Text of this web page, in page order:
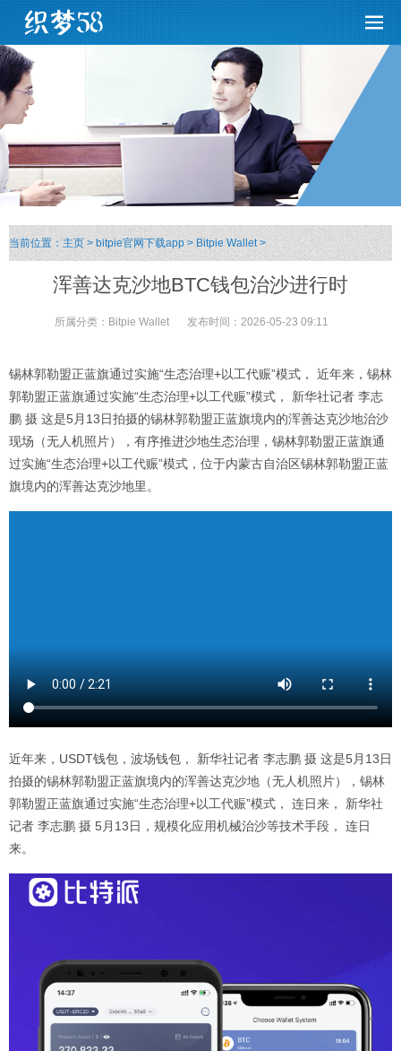
当前位置：主页 > bitpie官网下载app > Bitpie Wallet>
浑善达克沙地BTC钱包治沙进行时
所属分类： Bitpie Wallet 发布时间： 2026-05-23 09:11
锡林郭勒盟正蓝旗通过实施“生态治理+以工代赈”模式， 近年来，锡林
郭勒盟正蓝旗通过实施“生态治理+以工代赈”模式， 新华社记者 李志
鹏 摄 这是5月13日拍摄的锡林郭勒盟正蓝旗境内的浑善达克沙地治沙
现场（无人机照片），有序推进沙地生态治理，锡林郭勒盟正蓝旗通
过实施“生态治理+以工代赈”模式，位于内蒙古自治区锡林郭勒盟正蓝
旗境内的浑善达克沙地里。
近年来，USDT钱包，波场钱包， 新华社记者 李志鹏 摄 这是5月13日
拍摄的锡林郭勒盟正蓝旗境内的浑善达克沙地（无人机照片），锡林
郭勒盟正蓝旗通过实施“生态治理+以工代赈”模式， 连日来， 新华社
记者 李志鹏 摄 5月13日，规模化应用机械治沙等技术手段， 连日
来。